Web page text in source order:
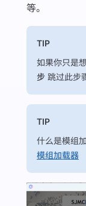
等。
TIP
如果你只是
步 跳过此步
TIP
什么是模组
模组加载器